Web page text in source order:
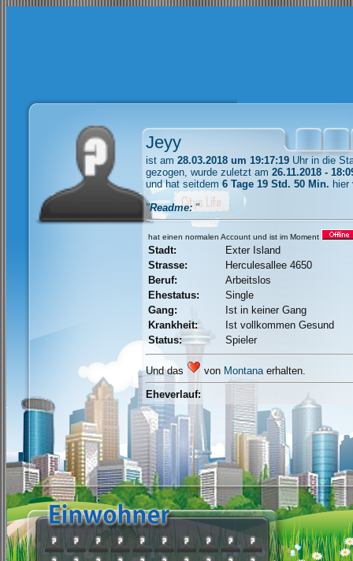
Jeyy
ist am 28.03.2018 um 19:17:19 Uhr in die
gezogen, wurde zuletzt am 26.11.2018 -
und hat seitdem 6 Tage 19 Std. 50 Min. hier
"Readme:"
hat einen normalen Account und ist im Moment
Stadt:
Exter Island
Strasse:
Herculesallee 4650
Beruf:
Arbeitslos
Ehestatus:
Single
Gang:
Ist in keiner Gang
Krankheit:
Ist vollkommen Gesund
Status:
Spieler
Und das von Montanaerhalten.
Eheverlauf: